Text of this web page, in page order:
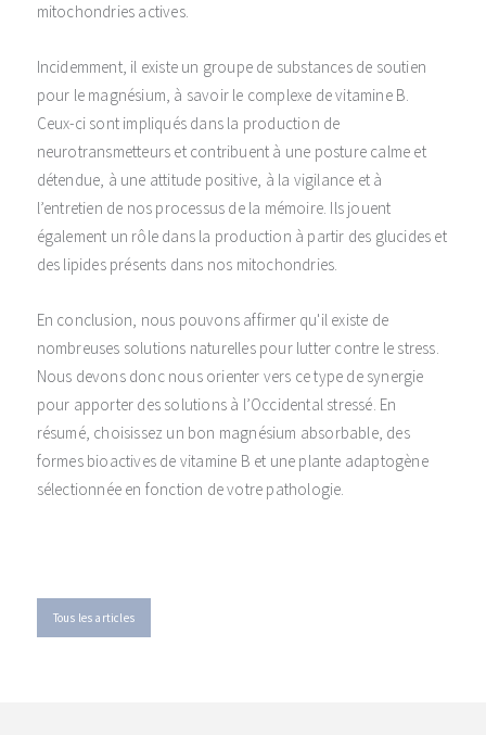
mitochondries actives.
Incidemment, il existe un groupe de substances de soutien
pour le magnésium, à savoir le complexe de vitamine B.
Ceux-ci sont impliqués dans la production de
neurotransmetteurs et contribuent à une posture calme et
détendue, à une attitude positive, à la vigilance et à
l’entretien de nos processus de la mémoire. Ils jouent
également un rôle dans la production à partir des glucides et
des lipides présents dans nos mitochondries.
En conclusion, nous pouvons affirmer qu'il existe de
nombreuses solutions naturelles pour lutter contre le stress.
Nous devons donc nous orienter vers ce type de synergie
pour apporter des solutions à l’Occidental stressé. En
résumé, choisissez un bon magnésium absorbable, des
formes bioactives de vitamine B et une plante adaptogène
sélectionnée en fonction de votre pathologie.
Tous les articles